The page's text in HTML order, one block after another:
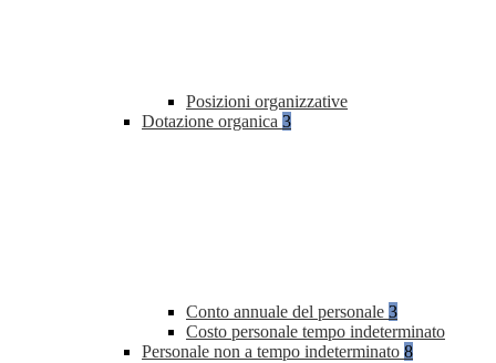
Posizioni organizzative
Dotazione organica 3
Conto annuale del personale 3
Costo personale tempo indeterminato
Personale non a tempo indeterminato 8